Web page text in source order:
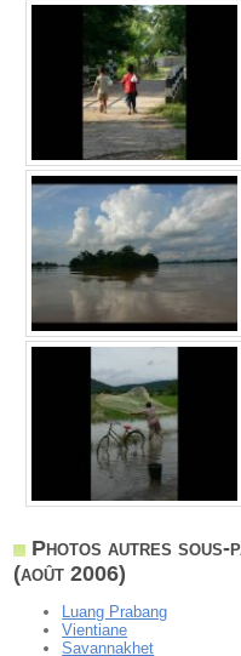
Photos autres sous-
(août 2006)
Luang Prabang
Vientiane
Savannakhet